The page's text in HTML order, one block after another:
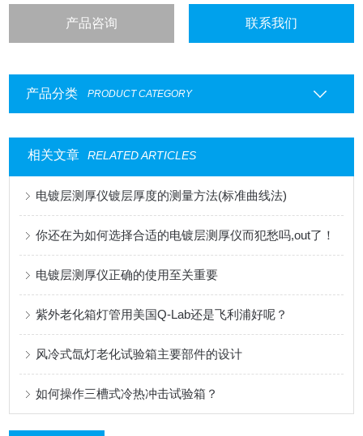
产品咨询 联系我们
产品分类 PRODUCT CATEGORY
相关文章 RELATED ARTICLES
电镀层测厚仪镀层厚度的测量方法(标准曲线法)
你还在为如何选择合适的电镀层测厚仪而犯愁吗,out了！
电镀层测厚仪正确的使用至关重要
紫外老化箱灯管用美国Q-Lab还是飞利浦好呢？
风冷式氙灯老化试验箱主要部件的设计
如何操作三槽式冷热冲击试验箱？